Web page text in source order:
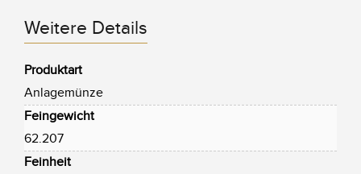
Weitere Details
Produktart
Anlagemünze
Feingewicht
62.207
Feinheit